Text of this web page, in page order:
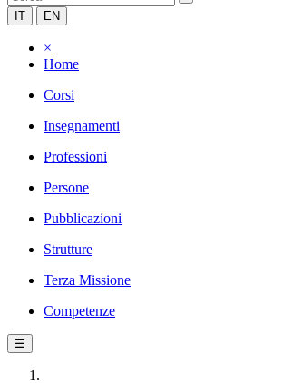
IT EN
×
Home
Corsi
Insegnamenti
Professioni
Persone
Pubblicazioni
Strutture
Terza Missione
Competenze
☰